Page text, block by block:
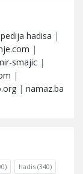
hadisa |
|
smajic |
|
| namaz.ba
hadis (340)